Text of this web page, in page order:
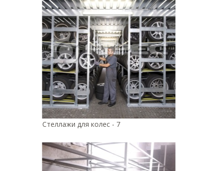
Стеллажи для колес - 7